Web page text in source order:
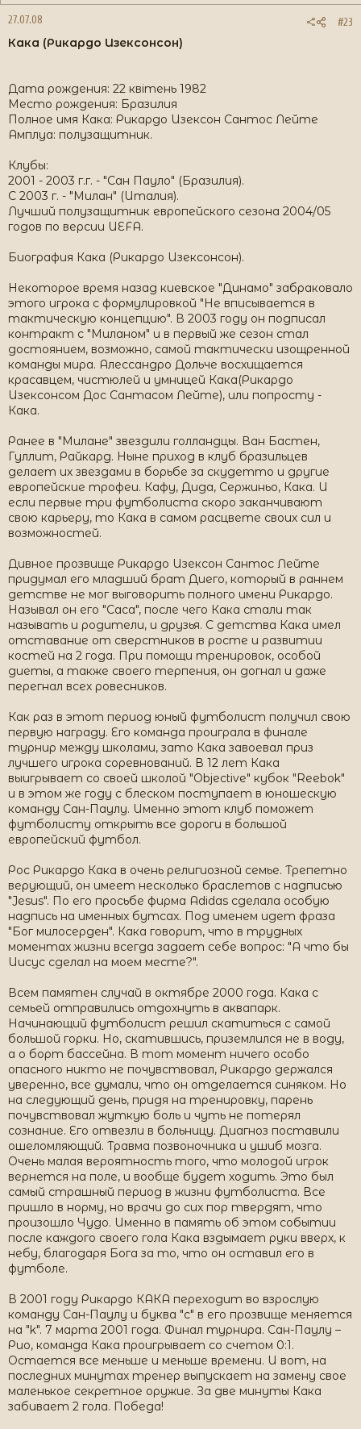
27.07.08 #23
Кака (Рикардо Изексонсон)
Дата рождения: 22 квітень 1982
Место рождения: Бразилия
Полное имя Кака: Рикардо Изексон Cантос Лейте
Амплуа: полузащитник.
Клубы:
2001 - 2003 г.г. - "Сан Пауло" (Бразилия).
С 2003 г. - "Милан" (Италия).
Лучший полузащитник европейского сезона 2004/05
годов по версии UEFA.
Биография Кака (Рикардо Изексонсон).
Некоторое время назад киевское "Динамо" забраковало
этого игрока с формулировкой "Не вписывается в
тактическую концепцию". В 2003 году он подписал
контракт с "Миланом" и в первый же сезон стал
достоянием, возможно, самой тактически изощренной
команды мира. Алессандро Дольче восхищается
красавцем, чистюлей и умницей Кака(Рикардо
Изексонсом Дос Сантасом Лейте), или попросту -
Кака.
Ранее в "Милане" звездили голландцы. Ван Бастен,
Гуллит, Райкард. Ныне приход в клуб бразильцев
делает их звездами в борьбе за скудетто и другие
европейские трофеи. Кафу, Дида, Сержиньо, Кака. И
если первые три футболиста скоро заканчивают
свою карьеру, то Кака в самом расцвете своих сил и
возможностей.
Дивное прозвище Рикардо Изексон Cантос Лейте
придумал его младший брат Диего, который в раннем
детстве не мог выговорить полного имени Рикардо.
Называл он его "Caca", после чего Кака стали так
называть и родители, и друзья. С детства Кака имел
отставание от сверстников в росте и развитии
костей на 2 года. При помощи тренировок, особой
диеты, а также своего терпения, он догнал и даже
перегнал всех ровесников.
Как раз в этот период юный футболист получил свою
первую награду. Его команда проиграла в финале
турнир между школами, зато Кака завоевал приз
лучшего игрока соревнований. В 12 лет Кака
выигрывает со своей школой "Objective" кубок "Reebok"
и в этом же году с блеском поступает в юношескую
команду Сан-Паулу. Именно этот клуб поможет
футболисту открыть все дороги в большой
европейский футбол.
Рос Рикардо Кака в очень религиозной семье. Трепетно
верующий, он имеет несколько браслетов с надписью
"Jesus". По его просьбе фирма Adidas сделала особую
надпись на именных бутсах. Под именем идет фраза
"Бог милосерден". Кака говорит, что в трудных
моментах жизни всегда задает себе вопрос: "А что бы
Иисус сделал на моем месте?".
Всем памятен случай в октябре 2000 года. Кака с
семьей отправились отдохнуть в аквапарк.
Начинающий футболист решил скатиться с самой
большой горки. Но, скатившись, приземлился не в воду,
а о борт бассейна. В тот момент ничего особо
опасного никто не почувствовал, Рикардо держался
уверенно, все думали, что он отделается синяком. Но
на следующий день, придя на тренировку, парень
почувствовал жуткую боль и чуть не потерял
сознание. Его отвезли в больницу. Диагноз поставили
ошеломляющий. Травма позвоночника и ушиб мозга.
Очень малая вероятность того, что молодой игрок
вернется на поле, и вообще будет ходить. Это был
самый страшный период в жизни футболиста. Все
пришло в норму, но врачи до сих пор твердят, что
произошло Чудо. Именно в память об этом событии
после каждого своего гола Кака вздымает руки вверх, к
небу, благодаря Бога за то, что он оставил его в
футболе.
В 2001 году Рикардо КАКА переходит во взрослую
команду Сан-Паулу и буква "с" в его прозвище меняется
на "k". 7 марта 2001 года. Финал турнира. Сан-Паулу –
Рио, команда Кака проигрывает со счетом 0:1.
Остается все меньше и меньше времени. И вот, на
последних минутах тренер выпускает на замену свое
маленькое секретное оружие. За две минуты Кака
забивает 2 гола. Победа!